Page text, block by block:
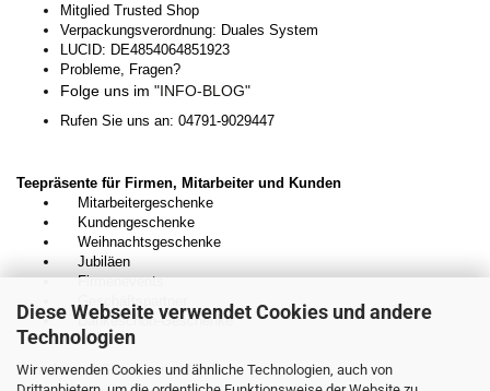
Diese Webseite verwendet Cookies und andere
Technologien
Wir verwenden Cookies und ähnliche Technologien, auch von
Mitglied Trusted Shop
Verpackungsverordnung: Duales System
LUCID: DE4854064851923
Probleme, Fragen?
Folge uns im "INFO-BLOG"
Rufen Sie uns an: 04791-9029447
Teepräsente für Firmen, Mitarbeiter und Kunden
Mitarbeitergeschenke
Kundengeschenke
Weihnachtsgeschenke
Jubiläen
Firmenevents
Geschäftspartner
Dankeschön-Geschenke
Kontaktieren Sie uns unverbindlich: